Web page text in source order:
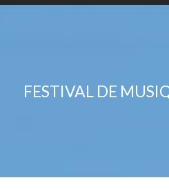
FESTIVAL DE